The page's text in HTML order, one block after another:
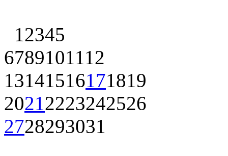
12345
6789101112
13141516171819
20212223242526
2728293031